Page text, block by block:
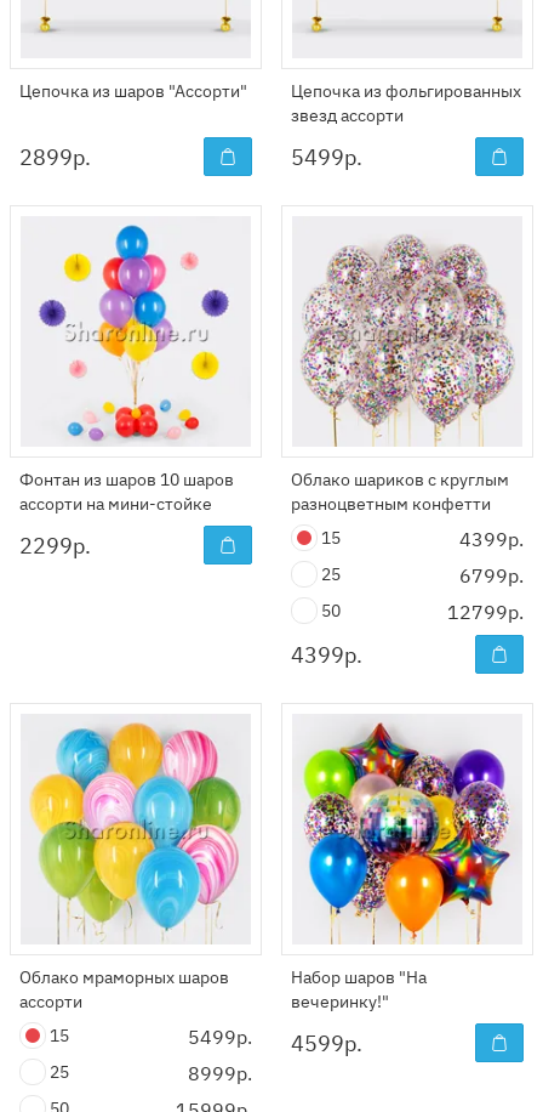
Цепочка из шаров "Ассорти"
2899р.
Цепочка из фольгированных
звезд ассорти
5499р.
Фонтан из шаров 10 шаров
ассорти на мини-стойке
2299р.
Облако шариков с круглым
разноцветным конфетти
15
4399р.
25 6799р.
50 12799р.
4399р.
Облако мраморных шаров
ассорти
15
5499р.
25 8999р.
Набор шаров "На
вечеринку!"
4599р.